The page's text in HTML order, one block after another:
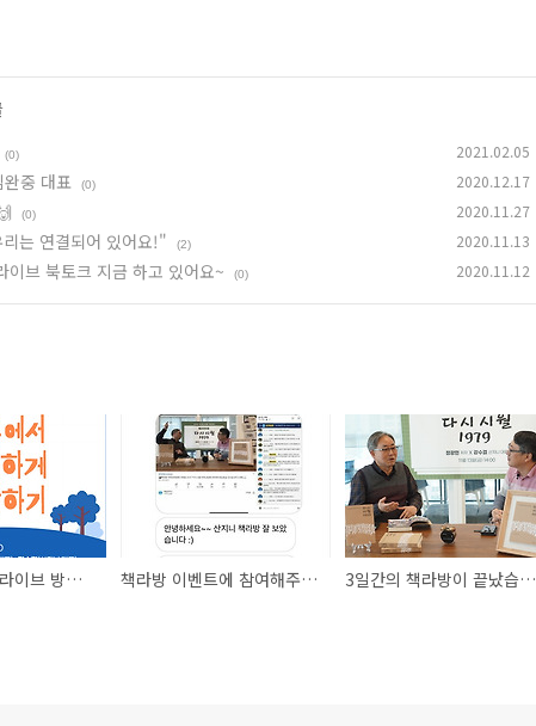
(0) 2021.02.05
중 대표 (0) 2020.12.17
(0) 2020.11.27
는 연결되어 있어요!" (2) 2020.11.13
브 북토크 지금 하고 있어요~ (0) 2020.11.12
산지니 유튜브 라이브 방송_내일을여는책 김완중 대표 책라방 이벤트에 참여해주셔서 감사합니다 🙌 3일간의 책라방이 끝났습니다 🙌 "여전히 우리는 연결되어 있어요!"